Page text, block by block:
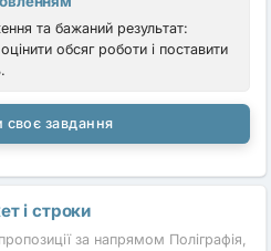
та бажаний результат:
обсяг роботи і поставити
своє завдання
і строки
за напрямом Поліграфія,